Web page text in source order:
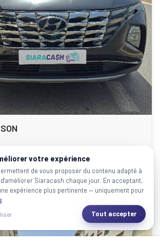
Hybrid Casablanca
Dhs
Dhs / mois
votre expérience
de vous proposer du contenu adapté à
Siaracash chaque jour. En acceptant,
expérience plus pertinente — uniquement pour
Tout accepter